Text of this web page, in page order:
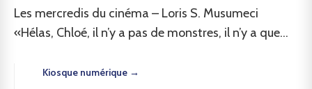
Les mercredis du cinéma – Loris S. Musumeci
«Hélas, Chloé, il n’y a pas de monstres, il n’y a que...
Kiosque numérique →